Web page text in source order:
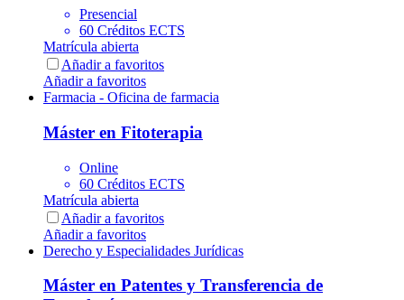
Presencial
60 Créditos ECTS
Matrícula abierta
Añadir a favoritos
Añadir a favoritos
Farmacia - Oficina de farmacia
Máster en Fitoterapia
Online
60 Créditos ECTS
Matrícula abierta
Añadir a favoritos
Añadir a favoritos
Derecho y Especialidades Jurídicas
Máster en Patentes y Transferencia de